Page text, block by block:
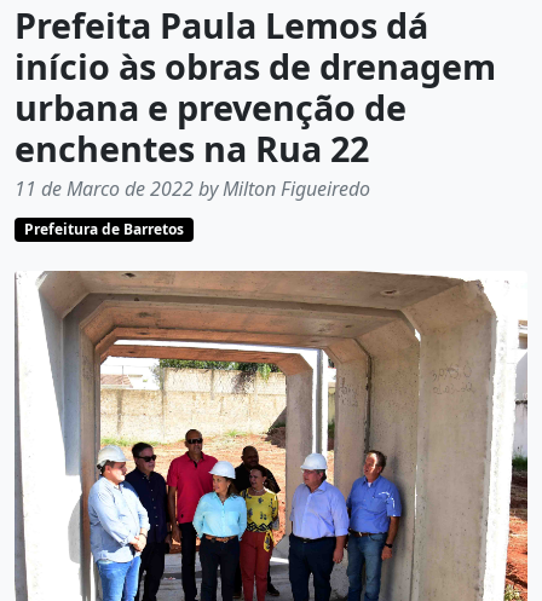
Prefeita Paula Lemos dá
início às obras de drenagem
urbana e prevenção de
enchentes na Rua 22
11 de Marco de 2022 by Milton Figueiredo
Prefeitura de Barretos